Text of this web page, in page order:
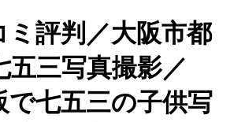
評判／大阪市都
五三写真撮影／
で七五三の子供写